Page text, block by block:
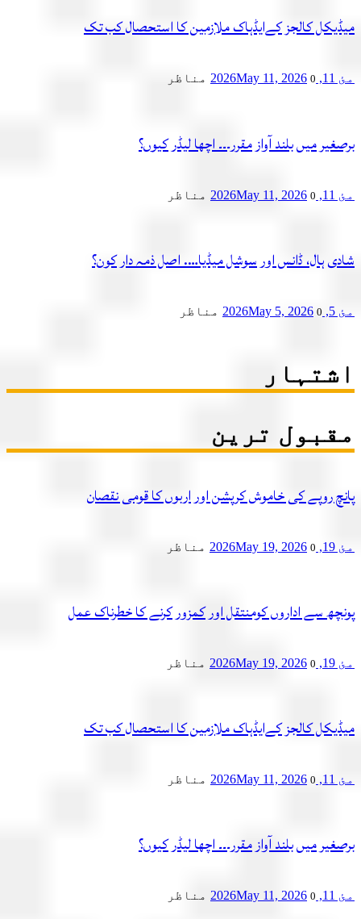
کالجز کےایڈہاک ملازمین کا استحصال کب تک
May 11, 2026 0 مناظر
میں بلند آواز مقرر۔۔۔ اچھا لیڈر کیوں؟
May 11, 2026 مناظر
ہال، ڈانس اور سوشل میڈیا…. اصل ذمہ دار کون؟
May 5, 2026 0 مناظر
ترین
روپے کی خاموش کرپشن اور اربوں کا قومی نقصان
May 19, 2026 0 مناظر
سے اداروں کومنتقل اور کمزور کرنے کا خطرناک عمل
May 19, 2026 0 مناظر
کالجز کےایڈہاک ملازمین کا استحصال کب تک
May 11, 2026 0 مناظر
میں بلند آواز مقرر۔۔۔ اچھا لیڈر کیوں؟
May 11, 2026 0 مناظر